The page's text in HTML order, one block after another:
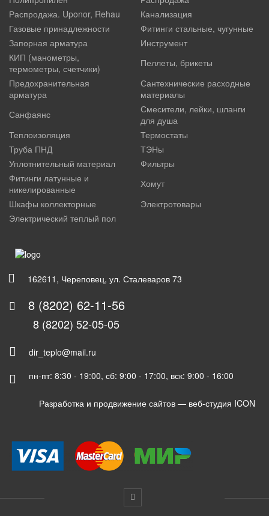
Распродажа. Uponor, Rehau
Канализация
Газовые принадлежности
Фитинги стальные, чугунные
Запорная арматура
Инструмент
КИП (манометры,
термометры, счетчики)
Пеллеты, брикеты
Предохранительная
арматура
Сантехнические расходные
материалы
Санфаянс
Смесители, лейки, шланги
для душа
Теплоизоляция
Термостаты
Труба ПНД
ТЭНы
Уплотнительный материал
Фильтры
Фитинги латунные и
никелированные
Хомут
Шкафы коллекторные
Электротовары
Электрический теплый пол
162611, Череповец, ул. Сталеваров 73
8 (8202) 62-11-56
8 (8202) 52-05-05
dir_teplo@mail.ru
пн-пт: 8:30 - 19:00, сб: 9:00 - 17:00, вск: 9:00 - 16:00
Разработка и продвижение сайтов — веб-студия ICON